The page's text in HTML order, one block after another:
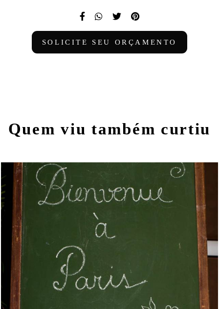
SOLICITE SEU ORÇAMENTO
Quem viu também curtiu